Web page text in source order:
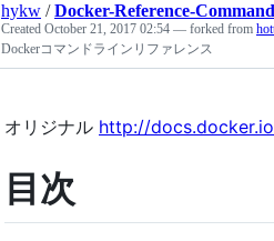
hykw /Docker-Reference-
Created October 21, 2017 02:54 — forked from
Dockerコマンドラインリファレンス
オリジナル http://
目次